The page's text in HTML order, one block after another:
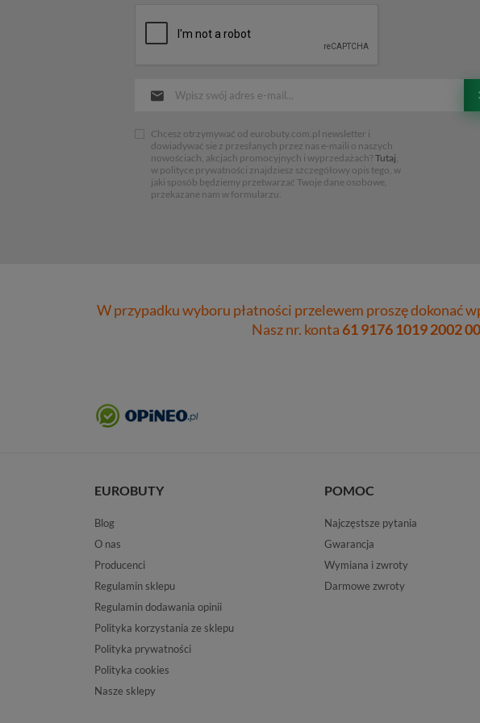
Chcesz otrzymywać od eurobuty.com.pl newsletter i
dowiadywać sie z przesłanych przez nas e-maili o naszych
nowościach, akcjach promocyjnych i wyprzedażach? Tutaj,
w polityce prywatności znajdziesz szczegółowy opis tego, w
jaki sposób będziemy przetwarzać Twoje dane osobowe,
przekazane nam w formularzu.
W przypadku wyboru płatności przelewem proszę dokonać
Nasz nr. konta61 9176 1019 2002
EUROBUTY
Blog
O nas
Producenci
Regulamin sklepu
Regulamin dodawania opinii
Polityka korzystania ze sklepu
Polityka prywatności
Polityka cookies
Nasze sklepy
POMOC
Najczęstsze pytania
Gwarancja
Wymiana i zwroty
Darmowe zwroty